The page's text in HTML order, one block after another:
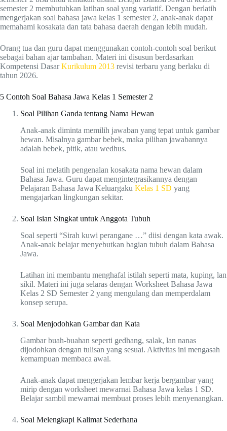
semester 2 membutuhkan latihan soal yang variatif. Dengan berlatih
mengerjakan soal bahasa jawa kelas 1 semester 2, anak-anak dapat
memahami kosakata dan tata bahasa daerah dengan lebih mudah.
Orang tua dan guru dapat menggunakan contoh-contoh soal berikut
sebagai bahan ajar tambahan. Materi ini disusun berdasarkan
Kompetensi DasarKurikulum 2013 revisi terbaru yang berlaku di
tahun 2026.
5 Contoh Soal Bahasa Jawa Kelas 1 Semester 2
Soal Pilihan Ganda tentang Nama Hewan
Anak-anak diminta memilih jawaban yang tepat untuk gambar
hewan. Misalnya gambar bebek, maka pilihan jawabannya
adalah bebek, pitik, atau wedhus.
Soal ini melatih pengenalan kosakata nama hewan dalam
Bahasa Jawa. Guru dapat mengintegrasikannya dengan
Pelajaran Bahasa Jawa Keluargaku Kelas 1 SD yang
mengajarkan lingkungan sekitar.
Soal Isian Singkat untuk Anggota Tubuh
Soal seperti “Sirah kuwi perangane …” diisi dengan kata awak.
Anak-anak belajar menyebutkan bagian tubuh dalam Bahasa
Jawa.
Latihan ini membantu menghafal istilah seperti mata, kuping, lan
sikil. Materi ini juga selaras dengan Worksheet Bahasa Jawa
Kelas 2 SD Semester 2 yang mengulang dan memperdalam
konsep serupa.
Soal Menjodohkan Gambar dan Kata
Gambar buah-buahan seperti gedhang, salak, lan nanas
dijodohkan dengan tulisan yang sesuai. Aktivitas ini mengasah
kemampuan membaca awal.
Anak-anak dapat mengerjakan lembar kerja bergambar yang
mirip dengan worksheet mewarnai Bahasa Jawa kelas 1 SD.
Belajar sambil mewarnai membuat proses lebih menyenangkan.
Soal Melengkapi Kalimat Sederhana